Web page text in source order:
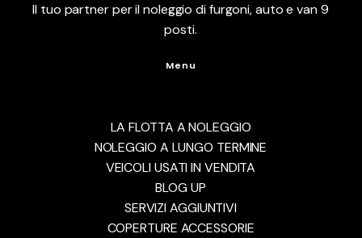
Il tuo partner per il noleggio di furgoni, auto e van 9
posti.
Menu
LA FLOTTA A NOLEGGIO
NOLEGGIO A LUNGO TERMINE
VEICOLI USATI IN VENDITA
BLOG UP
SERVIZI AGGIUNTIVI
COPERTURE ACCESSORIE